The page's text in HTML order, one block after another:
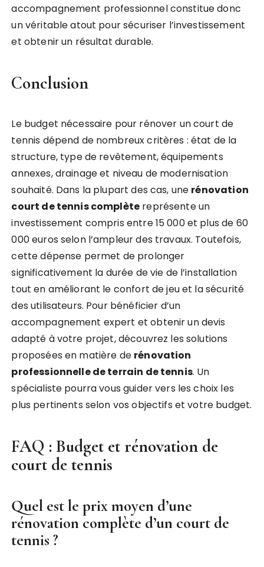
accompagnement professionnel constitue donc
un véritable atout pour sécuriser l’investissement
et obtenir un résultat durable.
Conclusion
Le budget nécessaire pour rénover un court de
tennis dépend de nombreux critères : état de la
structure, type de revêtement, équipements
annexes, drainage et niveau de modernisation
souhaité. Dans la plupart des cas, une rénovation
court de tennis complète représente un
investissement compris entre 15 000 et plus de 60
000 euros selon l’ampleur des travaux. Toutefois,
cette dépense permet de prolonger
significativement la durée de vie de l’installation
tout en améliorant le confort de jeu et la sécurité
des utilisateurs. Pour bénéficier d’un
accompagnement expert et obtenir un devis
adapté à votre projet, découvrez les solutions
proposées en matière de rénovation
professionnelle de terrain de tennis. Un
spécialiste pourra vous guider vers les choix les
plus pertinents selon vos objectifs et votre budget.
FAQ : Budget et rénovation de
court de tennis
Quel est le prix moyen d’une
rénovation complète d’un court de
tennis ?